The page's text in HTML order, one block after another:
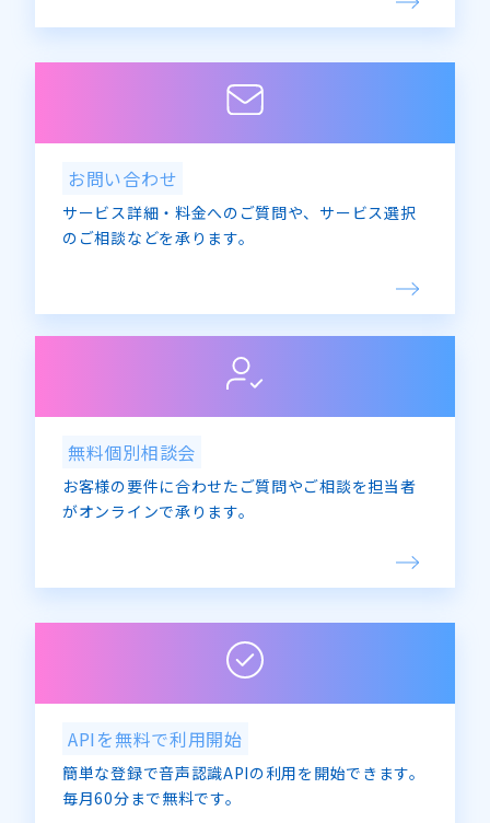
お問い合わせ
サービス詳細・料金へのご質問や、サービス選択
のご相談などを承ります。
無料個別相談会
お客様の要件に合わせたご質問やご相談を担当者
がオンラインで承ります。
APIを無料で利用開始
簡単な登録で音声認識APIの利用を開始できます。
毎月60分まで無料です。